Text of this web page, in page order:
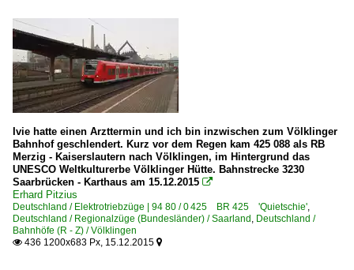
Ivie hatte einen Arzttermin und ich bin inzwischen zum Völklinger
Bahnhof geschlendert. Kurz vor dem Regen kam 425 088 als RB
Merzig - Kaiserslautern nach Völklingen, im Hintergrund das
UNESCO Weltkulturerbe Völklinger Hütte. Bahnstrecke 3230
Saarbrücken - Karthaus am 15.12.2015 
Erhard Pitzius
Deutschland / Elektrotriebzüge | 94 80 / 0 425 BR 425 'Quietschie',
Deutschland / Regionalzüge (Bundesländer) / Saarland , Deutschland /
Bahnhöfe (R - Z) / Völklingen
 436 1200x683 Px, 15.12.2015 